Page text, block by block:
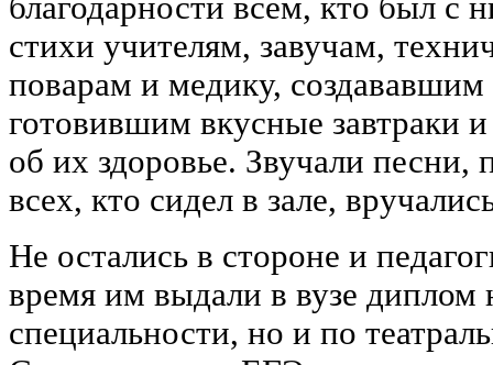
благодарности всем, кто был с
стихи учителям, завучам,
поварам и медику,
готовившим вкусные завтраки
об их здоровье. Звучали
всех, кто сидел в зале,
Не остались в стороне и
время им выдали в вузе диплом
специальности, но и по